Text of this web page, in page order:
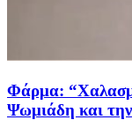
Φάρμα:
Ψωμιάδη και